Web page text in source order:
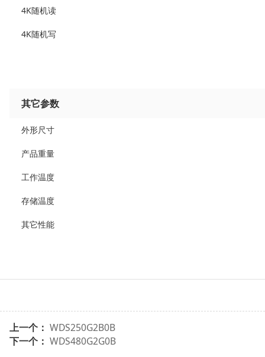
4K随机读
4K随机写
其它参数
外形尺寸
产品重量
工作温度
存储温度
其它性能
上一个： WDS250G2B0B
下一个： WDS480G2G0B